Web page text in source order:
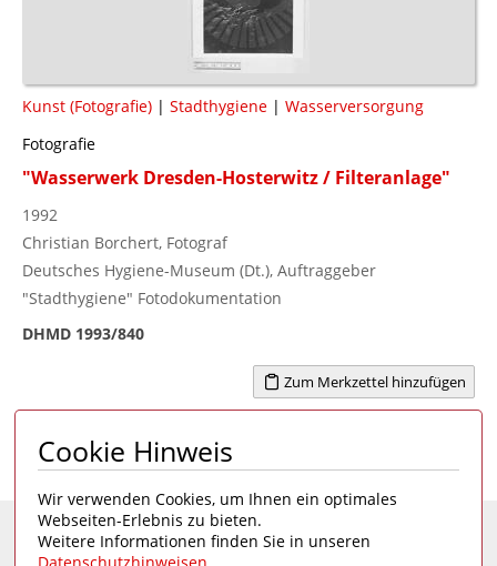
Kunst (Fotografie) | Stadthygiene | Wasserversorgung
Fotografie
"Wasserwerk Dresden-Hosterwitz / Filteranlage"
1992
Christian Borchert, Fotograf
Deutsches Hygiene-Museum (Dt.), Auftraggeber
"Stadthygiene" Fotodokumentation
DHMD 1993/840
Zum Merkzettel hinzufügen
Seite 1 von 6 1 2 3 4 ... 6 >
Eine Seite desDeutschen Hygiene-Museums
Cookie Hinweis
Wir verwenden Cookies, um Ihnen ein optimales
Webseiten-Erlebnis zu bieten.
Weitere Informationen finden Sie in unseren